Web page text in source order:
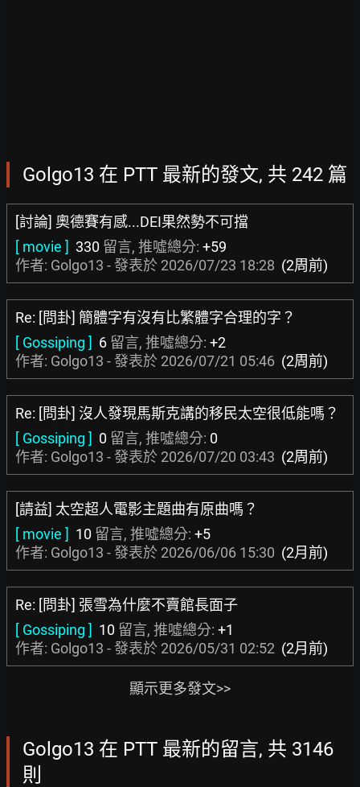
Golgo13 在 PTT 最新的發文, 共 242 篇
[討論] 奧德賽有感...DEI果然勢不可擋
[ movie ] 330 留言, 推噓總分: +59
作者: Golgo13 - 發表於 2026/07/23 18:28 (2周前)
Re: [問卦] 簡體字有沒有比繁體字合理的字？
[ Gossiping ] 6 留言, 推噓總分: +2
作者: Golgo13 - 發表於 2026/07/21 05:46 (2周前)
Re: [問卦] 沒人發現馬斯克講的移民太空很低能嗎？
[ Gossiping ] 0 留言, 推噓總分: 0
作者: Golgo13 - 發表於 2026/07/20 03:43 (2周前)
[請益] 太空超人電影主題曲有原曲嗎？
[ movie ] 10 留言, 推噓總分: +5
作者: Golgo13 - 發表於 2026/06/06 15:30 (2月前)
Re: [問卦] 張雪為什麼不賣館長面子
[ Gossiping ] 10 留言, 推噓總分: +1
作者: Golgo13 - 發表於 2026/05/31 02:52 (2月前)
顯示更多發文>>
Golgo13 在 PTT 最新的留言, 共 3146
則